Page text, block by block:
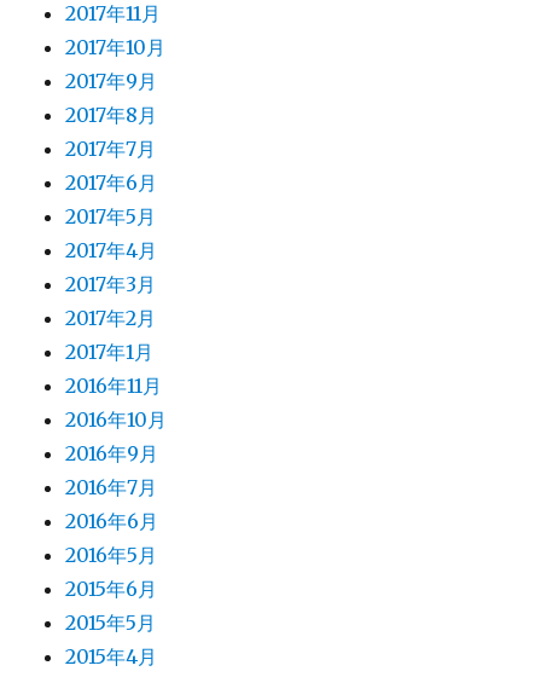
2017年11月
2017年10月
2017年9月
2017年8月
2017年7月
2017年6月
2017年5月
2017年4月
2017年3月
2017年2月
2017年1月
2016年11月
2016年10月
2016年9月
2016年7月
2016年6月
2016年5月
2015年6月
2015年5月
2015年4月